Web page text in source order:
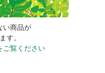
い商品が
す。
ご覧ください